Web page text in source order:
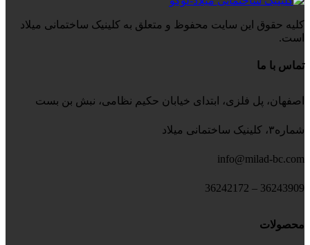
کلیه حقوق این سایت محفوظ و متعلق به کلینیک ساختمانی میلاد
است.
تماس با ما
اصفهان، پل فلزی، ابتدای خیابان حکیم نظامی، نبش بن بست
شماره۳، کلینیک ساختمانی میلاد
info@milad-bc.com
36243909 – 36242172
محصولات